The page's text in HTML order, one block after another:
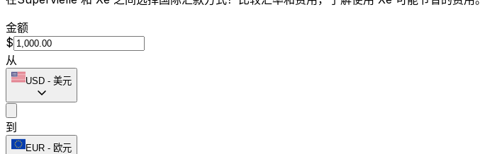
金额
$
从
USD - 美元
到
EUR - 欧元